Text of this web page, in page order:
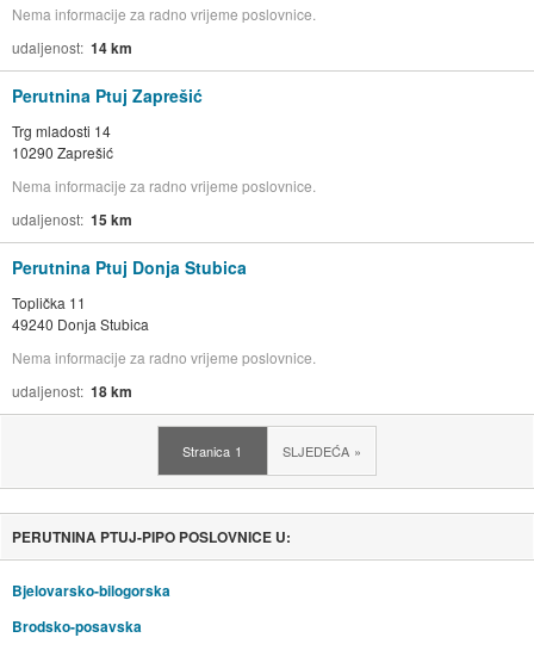
Nema informacije za radno vrijeme poslovnice.
udaljenost 14 km
Perutnina Ptuj Zaprešić
Trg mladosti 14
10290 Zaprešić
Nema informacije za radno vrijeme poslovnice.
udaljenost 15 km
Perutnina Ptuj Donja Stubica
Toplička 11
49240 Donja Stubica
Nema informacije za radno vrijeme poslovnice.
udaljenost 18 km
Stranica 1 SLJEDEĆA
PERUTNINA PTUJ-PIPO POSLOVNICE U:
Bjelovarsko-bilogorska
Brodsko-posavska